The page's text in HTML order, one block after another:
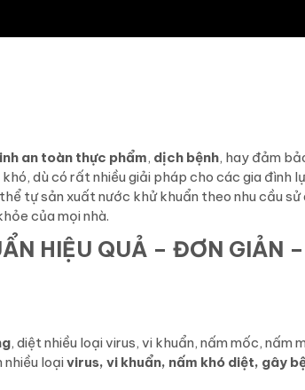
an toàn thực phẩm, dịch bệnh, hay đảm
dù có rất nhiều giải pháp cho các gia đình
tự sản xuất nước khử khuẩn theo nhu cầu sử
của mọi nhà.
HIỆU QUẢ – ĐƠN GIẢN
, diệt nhiều loại virus, vi khuẩn, nấm mốc, nấm
loạivirus, vi khuẩn, nấm khó diệt, gây